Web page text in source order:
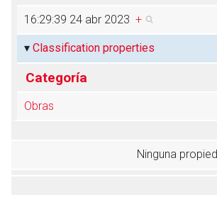
16:29:39 24 abr 2023 +
Classification properties
Categoría
Obras
Ninguna